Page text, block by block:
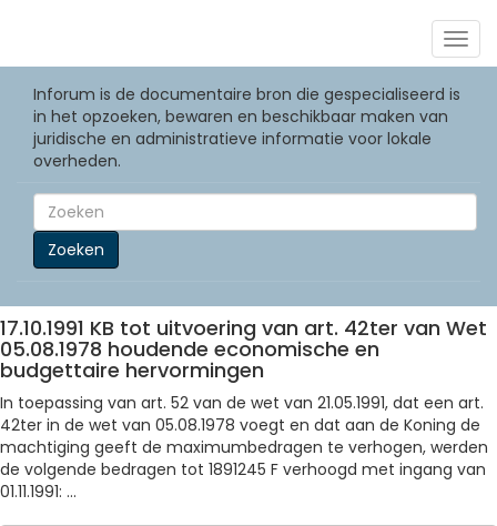
Inforum is de documentaire bron die gespecialiseerd is
in het opzoeken, bewaren en beschikbaar maken van
juridische en administratieve informatie voor lokale
overheden.
Zoeken
17.10.1991 KB tot uitvoering van art. 42ter van Wet
05.08.1978 houdende economische en
budgettaire hervormingen
In toepassing van art. 52 van de wet van 21.05.1991, dat een art.
42ter in de wet van 05.08.1978 voegt en dat aan de Koning de
machtiging geeft de maximumbedragen te verhogen, werden
de volgende bedragen tot 1891245 F verhoogd met ingang van
01.11.1991: ...